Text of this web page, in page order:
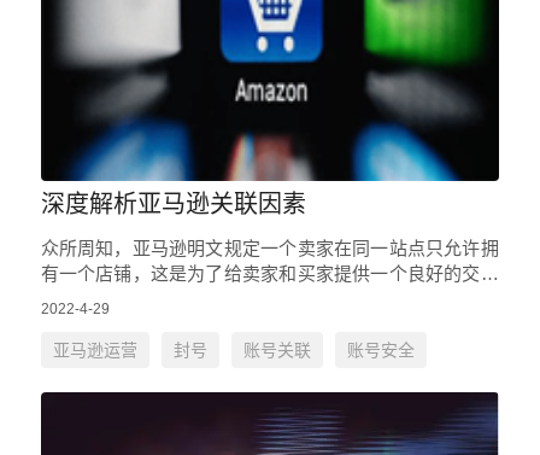
深度解析亚马逊关联因素
众所周知，亚马逊明文规定一个卖家在同一站点只允许拥
有一个店铺，这是为了给卖家和买家提供一个良好的交易
环境，。想一下，假如你打开一个购物网站，搜到的产品
2022-4-29
亚马逊运营 封号 账号关联 账号安全